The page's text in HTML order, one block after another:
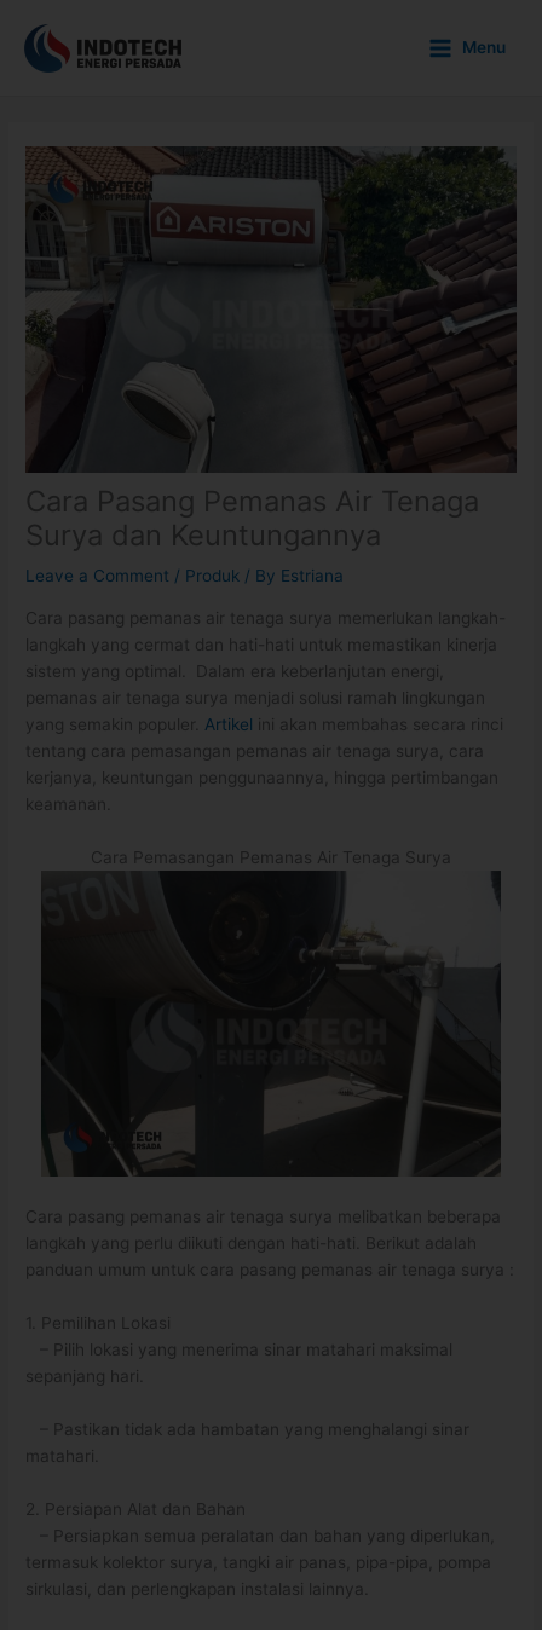
content
Menu
Cara Pasang Pemanas Air Tenaga
Surya dan Keuntungannya
Leave a Comment / Produk / By Estriana
Cara pasang pemanas air tenaga surya memerlukan langkah-
langkah yang cermat dan hati-hati untuk memastikan kinerja
sistem yang optimal. Dalam era keberlanjutan energi,
pemanas air tenaga surya menjadi solusi ramah lingkungan
yang semakin populer. Artikel ini akan membahas secara rinci
tentang cara pemasangan pemanas air tenaga surya, cara
kerjanya, keuntungan penggunaannya, hingga pertimbangan
keamanan.
Cara Pemasangan Pemanas Air Tenaga Surya
Cara pasang pemanas air tenaga surya melibatkan beberapa
langkah yang perlu diikuti dengan hati-hati. Berikut adalah
panduan umum untuk cara pasang pemanas air tenaga surya :
1. Pemilihan Lokasi
– Pilih lokasi yang menerima sinar matahari maksimal
sepanjang hari.
– Pastikan tidak ada hambatan yang menghalangi sinar
matahari.
2. Persiapan Alat dan Bahan
– Persiapkan semua peralatan dan bahan yang diperlukan,
termasuk kolektor surya, tangki air panas, pipa-pipa, pompa
sirkulasi, dan perlengkapan instalasi lainnya.